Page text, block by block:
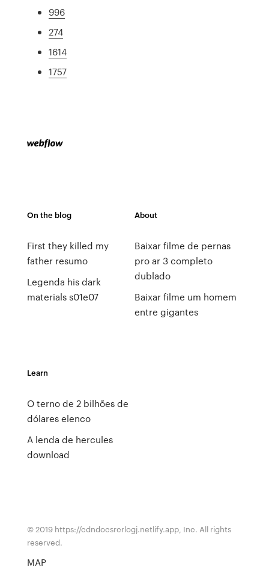
996
274
1614
1757
On the blog
First they killed my
father resumo
Legenda his dark
materials s01e07
About
Baixar filme de pernas
pro ar 3 completo
dublado
Baixar filme um homem
entre gigantes
Learn
O terno de 2 bilhões de
dólares elenco
A lenda de hercules
download
© 2019 https://cdndocsrcrlogj.netlify.app, Inc. All rights
reserved.
MAP